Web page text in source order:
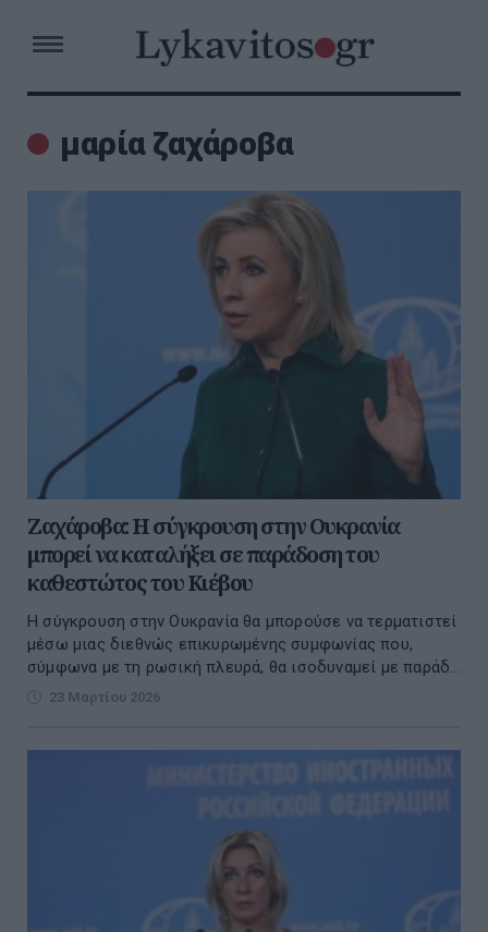
μαρία ζαχάροβα
Ζαχάροβα: Η σύγκρουση στην Ουκρανία
μπορεί να καταλήξει σε παράδοση του
καθεστώτος του Κιέβου
Η σύγκρουση στην Ουκρανία θα μπορούσε να τερματιστεί
μέσω μιας διεθνώς επικυρωμένης συμφωνίας που,
σύμφωνα με τη ρωσική πλευρά, θα ισοδυναμεί με παράδ...
23 Μαρτίου 2026